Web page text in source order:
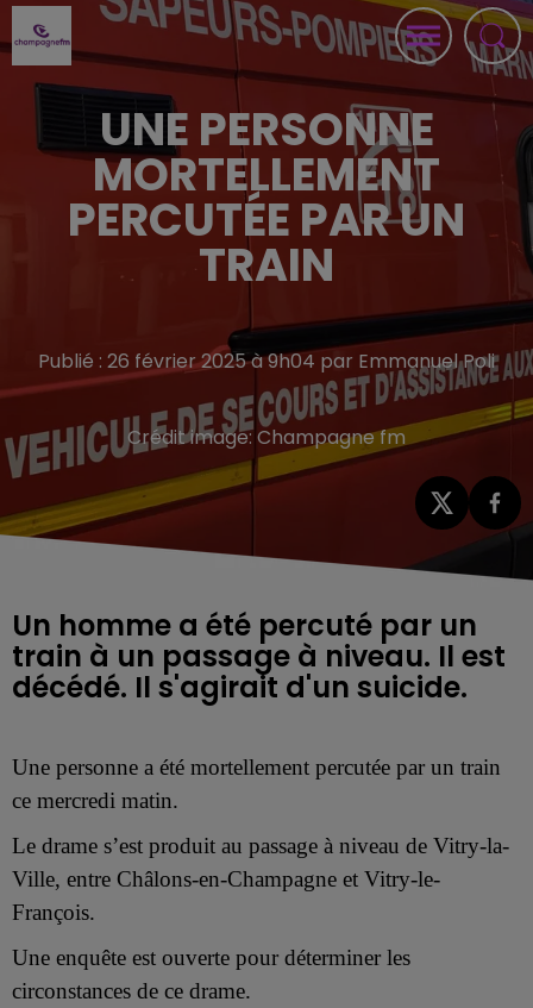
UNE PERSONNE
MORTELLEMENT
PERCUTÉE PAR UN
TRAIN
Publié : 26 février 2025 à 9h04 par Emmanuel Poli
Crédit image:Champagne fm
Un homme a été percuté par un
train à un passage à niveau. Il est
décédé. Il s'agirait d'un suicide.
Une personne a été mortellement percutée par un train
ce mercredi matin.
Le drame s’est produit au passage à niveau de Vitry-la-
Ville, entre Châlons-en-Champagne et Vitry-le-
François.
Une enquête est ouverte pour déterminer les
circonstances de ce drame.